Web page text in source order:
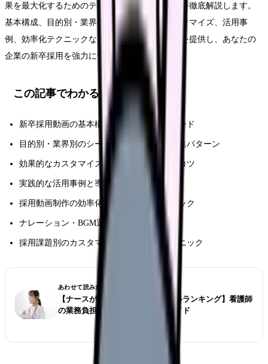
果を最大化するためのテンプレート集と活用法を徹底解説します。
基本構成、目的別・業界別テンプレート、カスタマイズ、活用事
例、効率化テクニックなど、具体的なノウハウを提供し、あなたの
企業の新卒採用を強力にサポートします。
この記事でわかること
新卒採用動画の基本構成モデルと最新トレンド
目的別・業界別のシーンテンプレートと編集パターン
効果的なカスタマイズポイントと差別化のコツ
実践的な活用事例と導入ステップ
採用動画制作の効率化と品質向上のテクニック
ナレーション・BGM選定の具体的な方法
採用課題別のカスタマイズ方法と実践テクニック
あわせて読みたい
【ナースが選ぶ仕事が大変な診療科ランキング】看護師
の業務負担とストレス対策完全ガイド